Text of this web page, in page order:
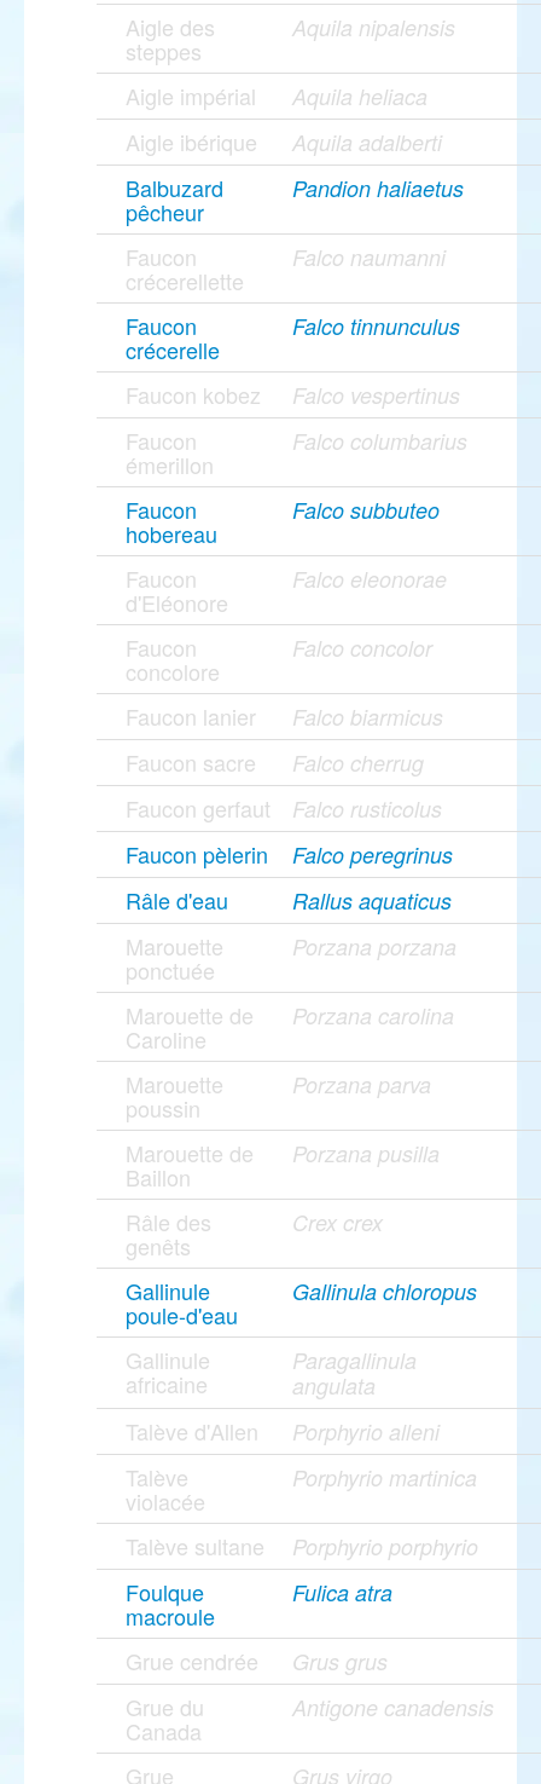
Aigle des
steppes
Aquila nipalensis
Aigle impérial Aquila heliaca
Aigle ibérique Aquila adalberti
Balbuzard
pêcheur
Pandion haliaetus
Faucon
crécerellette
Falco naumanni
Faucon
crécerelle
Falco tinnunculus
Faucon kobez Falco vespertinus
Faucon
émerillon
Falco columbarius
Faucon
hobereau
Falco subbuteo
Faucon
d'Eléonore
Falco eleonorae
Faucon
concolore
Falco concolor
Faucon lanier Falco biarmicus
Faucon sacre Falco cherrug
Faucon gerfaut Falco rusticolus
Faucon pèlerin Falco peregrinus
Râle d'eau Rallus aquaticus
Marouette
ponctuée
Porzana porzana
Marouette de
Caroline
Porzana carolina
Marouette
poussin
Porzana parva
Marouette de
Baillon
Porzana pusilla
Râle des
genêts
Crex crex
Gallinule
poule-d'eau
Gallinula chloropus
Gallinule
africaine
Paragallinula
angulata
Talève d'Allen Porphyrio alleni
Talève
violacée
Porphyrio martinica
Talève sultane Porphyrio porphyrio
Foulque
macroule
Fulica atra
Grue cendrée Grus grus
Grue du
Canada
Antigone canadensis
Grue Grus virgo